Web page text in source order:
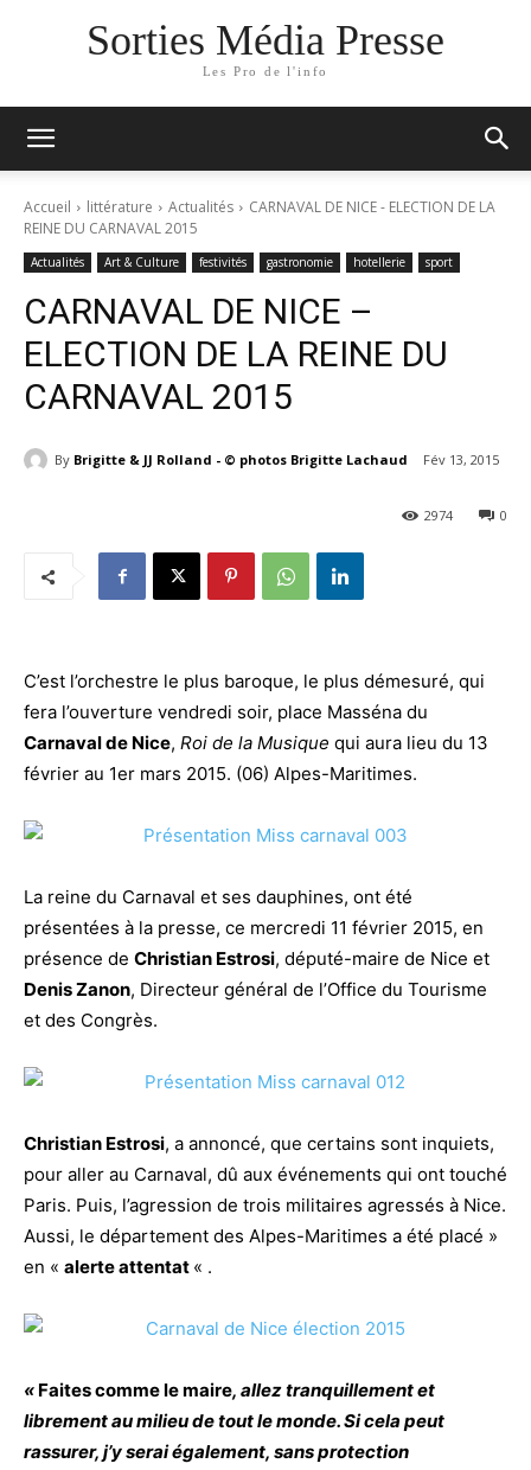
Sorties Média Presse
Les Pro de l'info
Accueil littérature Actualités
CARNAVAL DE NICE - ELECTION DE LA
REINE DU CARNAVAL 2015
Actualités Art & Culture festivités gastronomie hotellerie sport
CARNAVAL DE NICE –
ELECTION DE LA REINE DU
CARNAVAL 2015
By Brigitte & JJ Rolland - © photos Brigitte Lachaud Fév 13, 2015
0
2974
C’est l’orchestre le plus baroque, le plus démesuré, qui
fera l’ouverture vendredi soir, place Masséna du
Carnaval de Nice, Roi de la Musique qui aura lieu du 13
février au 1er mars 2015. (06) Alpes-Maritimes.
La reine du Carnaval et ses dauphines, ont été
présentées à la presse, ce mercredi 11 février 2015, en
présence de Christian Estrosi, député-maire de Nice et
Denis Zanon, Directeur général de l’Office du Tourisme
et des Congrès.
Christian Estrosi, a annoncé, que certains sont inquiets,
pour aller au Carnaval, dû aux événements qui ont touché
Paris. Puis, l’agression de trois militaires agressés à Nice.
Aussi, le département des Alpes-Maritimes a été placé »
en « alerte attentat « .
« Faites comme le maire, allez tranquillement et
librement au milieu de tout le monde. Si cela peut
rassurer, j’y serai également, sans protection